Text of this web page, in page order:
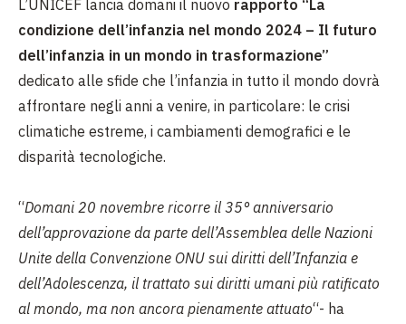
L’UNICEF lancia domani il nuovo rapporto “La
condizione dell’infanzia nel mondo 2024 – Il futuro
dell’infanzia in un mondo in trasformazione”
dedicato alle sfide che l’infanzia in tutto il mondo dovrà
affrontare negli anni a venire, in particolare: le crisi
climatiche estreme, i cambiamenti demografici e le
disparità tecnologiche.
“Domani 20 novembre ricorre il 35° anniversario
dell’approvazione da parte dell’Assemblea delle Nazioni
Unite della Convenzione ONU sui diritti dell’Infanzia e
dell’Adolescenza, il trattato sui diritti umani più ratificato
al mondo, ma non ancora pienamente attuato“- ha